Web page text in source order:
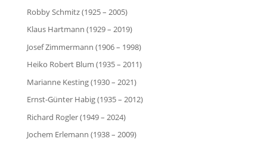
Robby Schmitz (1925 – 2005)
Klaus Hartmann (1929 – 2019)
Josef Zimmermann (1906 – 1998)
Heiko Robert Blum (1935 – 2011)
Marianne Kesting (1930 – 2021)
Ernst-Günter Habig (1935 – 2012)
Richard Rogler (1949 – 2024)
Jochem Erlemann (1938 – 2009)